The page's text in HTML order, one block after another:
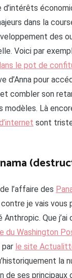
d’intérêts
dans la
des
Voici par
le pot de
d’Anna pour
combler son
modèles. Là
sont
l’affaire des
contre je vais vous
Que
du Washington
le site
la
de ses